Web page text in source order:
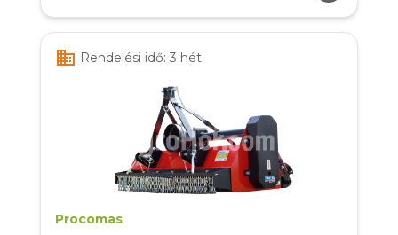
business Rendelési idő: 3 hét
Procomas